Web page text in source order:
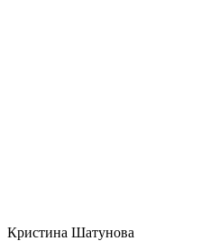
Кристина Шатунова